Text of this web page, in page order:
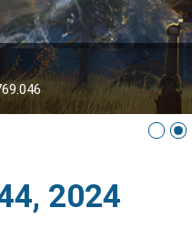
2024